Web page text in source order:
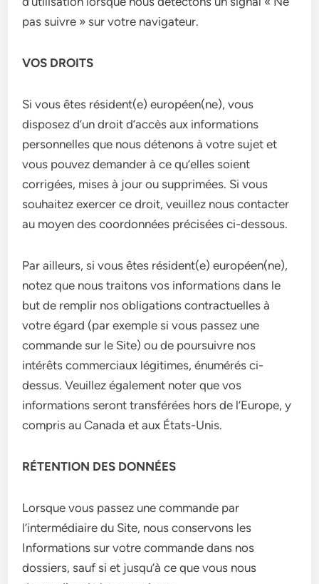
pas suivre » sur votre navigateur.
VOS DROITS
Si vous êtes résident(e) européen(ne), vous
disposez d’un droit d’accès aux informations
personnelles que nous détenons à votre sujet et
vous pouvez demander à ce qu’elles soient
corrigées, mises à jour ou supprimées. Si vous
souhaitez exercer ce droit, veuillez nous contacter
au moyen des coordonnées précisées ci-dessous.
Par ailleurs, si vous êtes résident(e) européen(ne),
notez que nous traitons vos informations dans le
but de remplir nos obligations contractuelles à
votre égard (par exemple si vous passez une
commande sur le Site) ou de poursuivre nos
intérêts commerciaux légitimes, énumérés ci-
dessus. Veuillez également noter que vos
informations seront transférées hors de l’Europe, y
compris au Canada et aux États-Unis.
RÉTENTION DES DONNÉES
Lorsque vous passez une commande par
l’intermédiaire du Site, nous conservons les
Informations sur votre commande dans nos
dossiers, sauf si et jusqu’à ce que vous nous